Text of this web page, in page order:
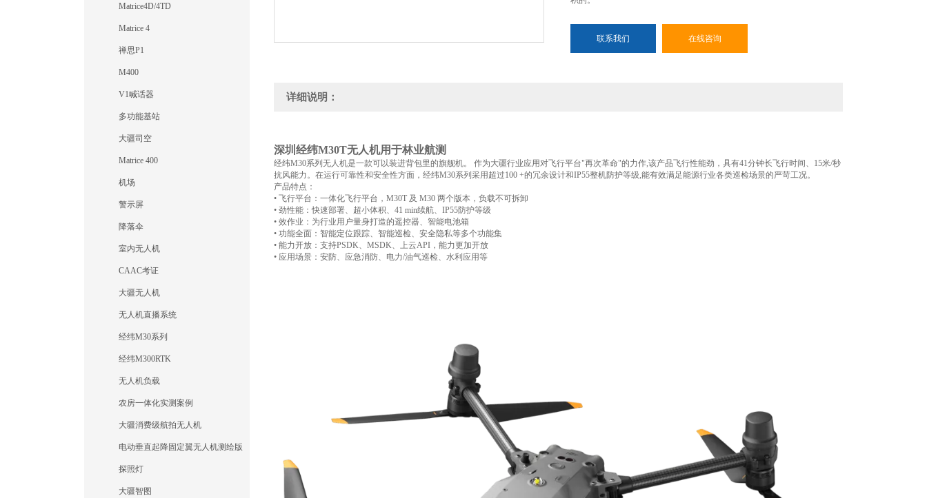
Matrice4D/4TD
Matrice 4
禅思P1
M400
V1喊话器
多功能基站
大疆司空
Matrice 400
机场
警示屏
降落伞
室内无人机
CAAC考证
大疆无人机
无人机直播系统
经纬M30系列
经纬M300RTK
无人机负载
农房一体化实测案例
大疆消费级航拍无人机
电动垂直起降固定翼无人机测绘版
探照灯
大疆智图
联系我们 在线咨询
详细说明：
深圳经纬M30T无人机用于林业航测
经纬M30系列无人机是一款可以装进背包里的旗舰机。 作为大疆行业应用对飞行平台"再次革命"的力作,该产品飞行性能劲，具有41分钟长飞行时间、15米/秒
抗风能力。在运行可靠性和安全性方面，经纬M30系列采用超过100 +的冗余设计和IP55整机防护等级,能有效满足能源行业各类巡检场景的严苛工况。
产品特点：
• 飞行平台：一体化飞行平台，M30T 及 M30 两个版本，负载不可拆卸
• 劲性能：快速部署、超小体积、41 min续航、IP55防护等级
• 效作业：为行业用户量身打造的遥控器、智能电池箱
• 功能全面：智能定位跟踪、智能巡检、安全隐私等多个功能集
• 能力开放：支持PSDK、MSDK、上云API，能力更加开放
• 应用场景：安防、应急消防、电力/油气巡检、水利应用等